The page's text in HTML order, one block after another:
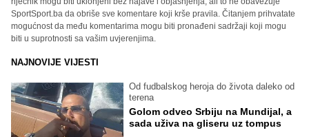
SportSport.ba da obriše sve komentare koji krše pravila. Čitanjem prihvatate
mogućnost da među komentarima mogu biti pronađeni sadržaji koji mogu
biti u suprotnosti sa vašim uvjerenjima.
NAJNOVIJE VIJESTI
Od fudbalskog heroja do života daleko od
terena
Golom odveo Srbiju na Mundijal, a
sada uživa na gliseru uz tompus